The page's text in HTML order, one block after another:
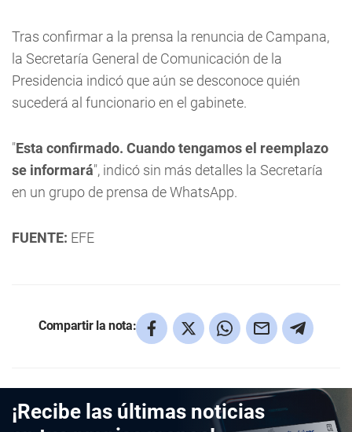
Tras confirmar a la prensa la renuncia de Campana,
la Secretaría General de Comunicación de la
Presidencia indicó que aún se desconoce quién
sucederá al funcionario en el gabinete.
"Esta confirmado. Cuando tengamos el reemplazo
se informará", indicó sin más detalles la Secretaría
en un grupo de prensa de WhatsApp.
FUENTE: EFE
Compartir la nota:
¡Recibe las últimas noticias